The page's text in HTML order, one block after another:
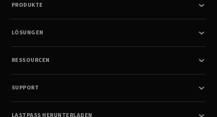
PRODUKTE
LÖSUNGEN
RESSOURCEN
SUPPORT
LASTPASS HERUNTERLADEN